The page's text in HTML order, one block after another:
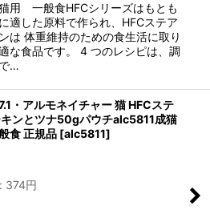
用 一般食HFCシリーズはもとも
適した原料で作られ、HFCステア
は 体重維持のための食生活に取り
な食品です。 4 つのレシピは、調
…
・アルモネイチャー 猫 HFCステ
ンとツナ50gパウチalc5811成猫
食 正規品 [alc5811]
: 374円